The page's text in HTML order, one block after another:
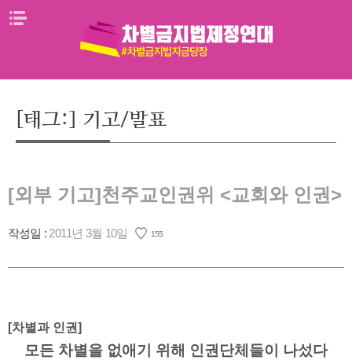
Skip
[태그:] 기고/발표
[외부 기고]천주교인권위 <교회와 인권>
작성일 : 2011년 3월 10일 155
[차별과 인권]
모든 차별을 없애기 위해 인권단체들이 나섰다